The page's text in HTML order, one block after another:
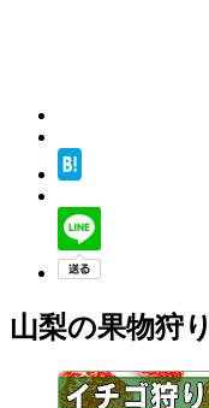
山梨の果物狩り